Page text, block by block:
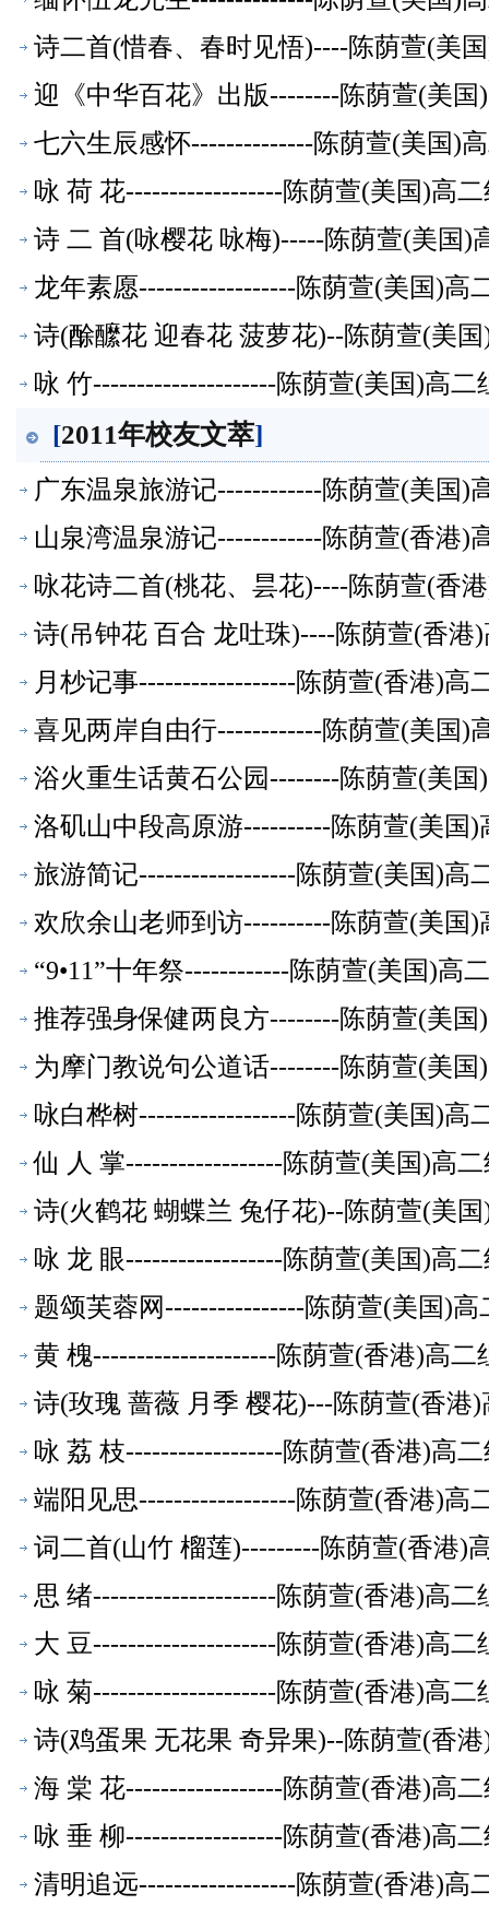
诗二首(惜春、春时见悟)----陈荫萱(美
迎《中华百花》出版--------陈荫萱(美
七六生辰感怀--------------陈荫萱(美国)
咏 荷 花------------------陈荫萱(美国)高
诗 二 首(咏樱花 咏梅)-----陈荫萱(美国)
龙年素愿------------------陈荫萱(美国)高
诗(酴醿花 迎春花 菠萝花)--陈荫萱(美
咏 竹---------------------陈荫萱(美国)高二
[2011年校友文萃]
广东温泉旅游记------------陈荫萱(美国)
山泉湾温泉游记------------陈荫萱(香港)
咏花诗二首(桃花、昙花)----陈荫萱(香
诗(吊钟花 百合 龙吐珠)----陈荫萱(香港
月杪记事------------------陈荫萱(香港)高
喜见两岸自由行------------陈荫萱(美国)
浴火重生话黄石公园--------陈荫萱(美
洛矶山中段高原游----------陈荫萱(美国
旅游简记------------------陈荫萱(美国)高
欢欣余山老师到访----------陈荫萱(美国
“9•11”十年祭------------陈荫萱(美国)高
推荐强身保健两良方--------陈荫萱(美
为摩门教说句公道话--------陈荫萱(美
咏白桦树------------------陈荫萱(美国)高
仙 人 掌------------------陈荫萱(美国)高
诗(火鹤花 蝴蝶兰 兔仔花)--陈荫萱(美
咏 龙 眼------------------陈荫萱(美国)高
题颂芙蓉网----------------陈荫萱(美国)高
黄 槐---------------------陈荫萱(香港)高二
诗(玫瑰 蔷薇 月季 樱花)---陈荫萱(香港
咏 荔 枝------------------陈荫萱(香港)高
端阳见思------------------陈荫萱(香港)高
词二首(山竹 榴莲)---------陈荫萱(香港)
思 绪---------------------陈荫萱(香港)高二
大 豆---------------------陈荫萱(香港)高二
咏 菊---------------------陈荫萱(香港)高二
诗(鸡蛋果 无花果 奇异果)--陈荫萱(香
海 棠 花------------------陈荫萱(香港)高
咏 垂 柳------------------陈荫萱(香港)高
清明追远------------------陈荫萱(香港)高